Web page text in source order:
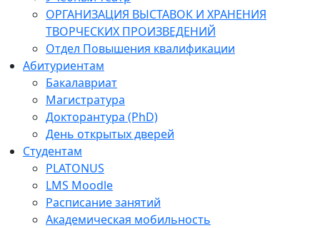
ОРГАНИЗАЦИЯ ВЫСТАВОК И ХРАНЕНИЯ
ТВОРЧЕСКИХ ПРОИЗВЕДЕНИЙ
Отдел Повышения квалификации
Абитуриентам
Бакалавриат
Магистратура
Докторантура (PhD)
День открытых дверей
Студентам
PLATONUS
LMS Moodle
Расписание занятий
Академическая мобильность